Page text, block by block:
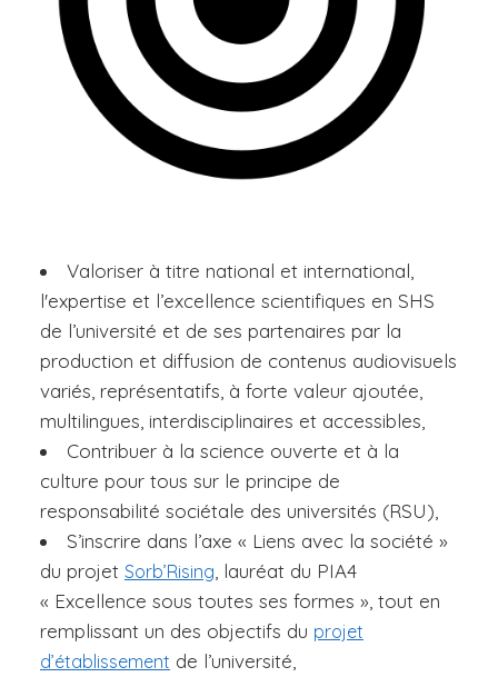
Valoriser à titre national et international,
l'expertise et l’excellence scientifiques en SHS
de l’université et de ses partenaires par la
production et diffusion de contenus audiovisuels
variés, représentatifs, à forte valeur ajoutée,
multilingues, interdisciplinaires et accessibles,
Contribuer à la science ouverte et à la
culture pour tous sur le principe de
responsabilité sociétale des universités (RSU),
S’inscrire dans l’axe « Liens avec la société »
du projet Sorb’Rising , lauréat du PIA4
« Excellence sous toutes ses formes », tout en
remplissant un des objectifs du projet
d’établissement de l’université,